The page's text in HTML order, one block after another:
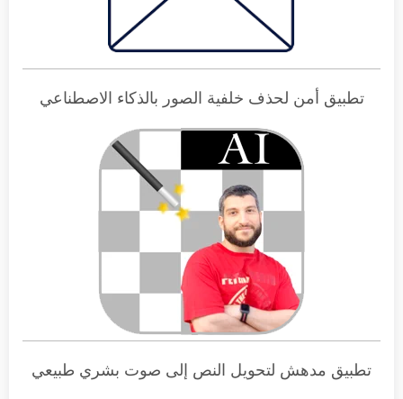
تطبيق أمن لحذف خلفية الصور بالذكاء الاصطناعي
تطبيق مدهش لتحويل النص إلى صوت بشري طبيعي